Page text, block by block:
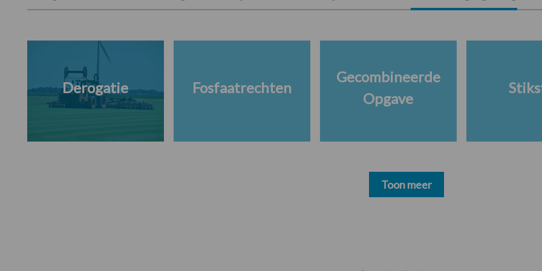
Derogatie Fosfaatrechten
Gecombineerde
Opgave
Toon meer